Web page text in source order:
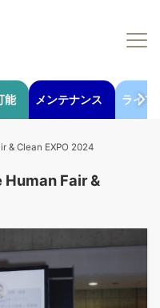
能 メンテナンス ライフ
& Clean EXPO 2024
Fair &